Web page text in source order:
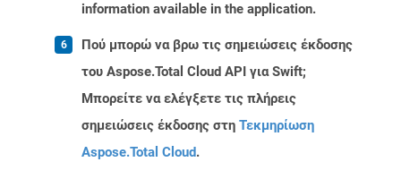
information available in the application.
Πού μπορώ να βρω τις σημειώσεις έκδοσης
του Aspose.Total Cloud API για Swift;
Μπορείτε να ελέγξετε τις πλήρεις
σημειώσεις έκδοσης στη Τεκμηρίωση
Aspose.Total Cloud.